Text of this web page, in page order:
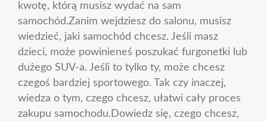
kwotę, którą musisz wydać na sam
samochód.Zanim wejdziesz do salonu, musisz
wiedzieć, jaki samochód chcesz. Jeśli masz
dzieci, może powinieneś poszukać furgonetki lub
dużego SUV-a. Jeśli to tylko ty, może chcesz
czegoś bardziej sportowego. Tak czy inaczej,
wiedza o tym, czego chcesz, ułatwi cały proces
zakupu samochodu.Dowiedz się, czego chcesz,